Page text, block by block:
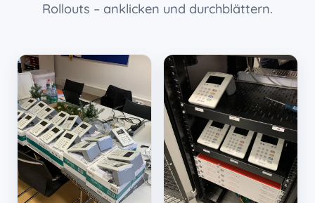
Rollouts – anklicken und durchblättern.